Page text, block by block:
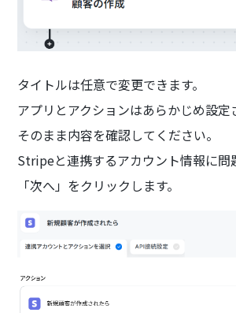
タイトルは任意で変更できます。
アプリとアクションはあらかじめ設定
そのまま内容を確認してください。
Stripeと連携するアカウント情報に問
「次へ」をクリックします。